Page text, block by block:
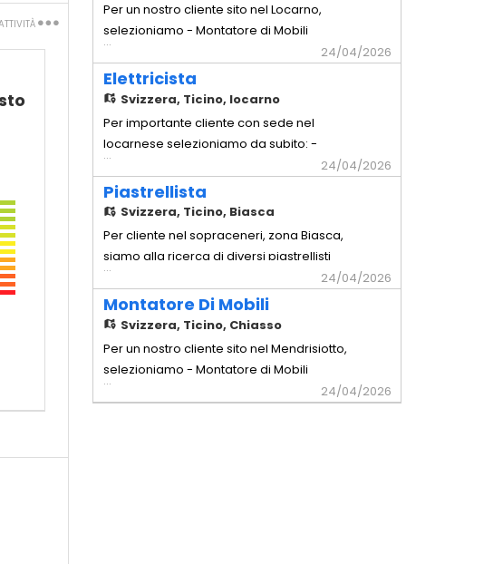
rinnovo - Stipendio secondo
Per un nostro cliente sito nel Locarno,
selezioniamo - Montatore di Mobili
Requisiti richiesti - Comprovata
esperienza pluriennale nella mansione -
Comprovata capacità a lavorare in
dell'attrezzatura di base - Disponibilità a
lavorare in Trasferta in Svizzera Interna
Offr
...
24/04/2026
Elettricista
Svizzera, Ticino, locarno
Per importante cliente con sede nel
locarnese selezioniamo da subito: -
Elettricista Mansioni - Installazione e
manutenzione di impianti elettrici civili e
industriali - Cablaggio e montaggio di
componenti - Posa di cavi, canaline e
tubazioni elettriche
...
24/04/2026
Piastrellista
Svizzera, Ticino, Biasca
Per cliente nel sopraceneri, zona Biasca,
siamo alla ricerca di diversi piastrellisti
con comprovata esperienza si lavorerà
su strutture di privati ed industriali
attrezzatura propria richiesta (esclusa la
...
24/04/2026
Montatore Di Mobili
Svizzera, Ticino, Chiasso
Per un nostro cliente sito nel Mendrisiotto,
selezioniamo - Montatore di Mobili
Requisiti richiesti - Comprovata
...
24/04/2026